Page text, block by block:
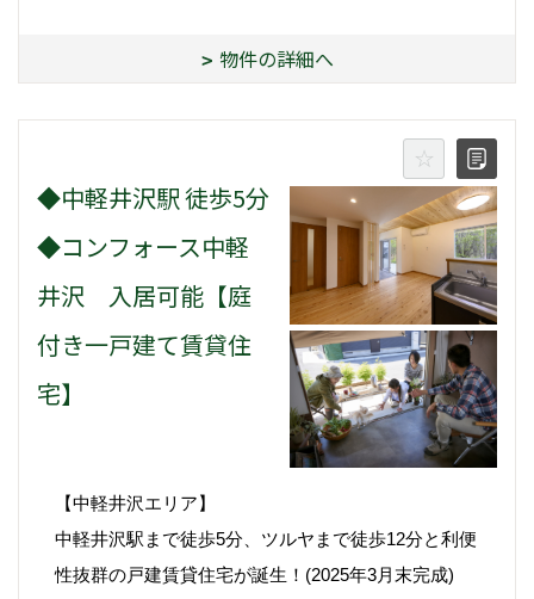
物件の詳細へ
◆中軽井沢駅 徒歩5分
◆コンフォース中軽
井沢 入居可能【庭
付き一戸建て賃貸住
宅】
【中軽井沢エリア】
中軽井沢駅まで徒歩5分、ツルヤまで徒歩12分と利便
性抜群の戸建賃貸住宅が誕生！(2025年3月末完成)